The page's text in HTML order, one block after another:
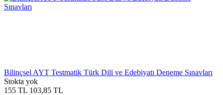
Bilinçsel AYT Testmatik Türk Dili ve Edebiyatı Deneme Sınavları
Stokta yok
155 TL 103,85 TL